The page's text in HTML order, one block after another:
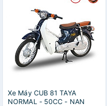
Xe Máy CUB 81 TAYA
NORMAL - 50CC - NAN